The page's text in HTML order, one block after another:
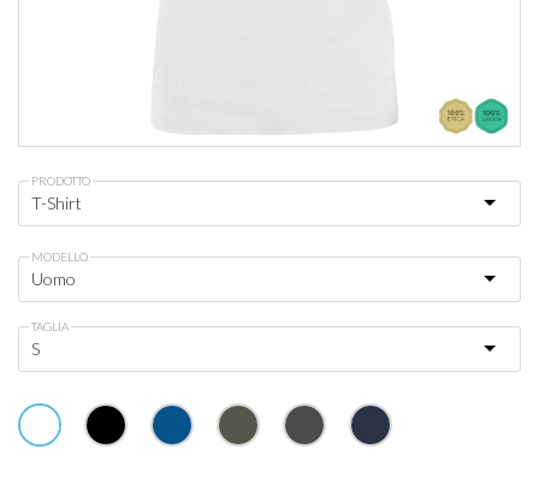
PRODOTTO
MODELLO
TAGLIA